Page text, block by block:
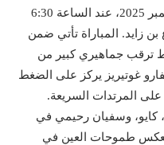
البحريني مساء اليوم، الثلاثاء 30 سبتمبر 2025، عند الساعة 6:30
زايد. المباراة تأتي ضمن
ترقب جماهيري كبير من
غوتيريز يركز على الضغط
على المرتدات السريعة.
كايو، وسفيان رحيمي في
تعكس طموحات العين في